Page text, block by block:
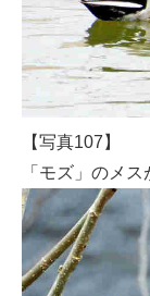
【写真107】
「モズ」のメス